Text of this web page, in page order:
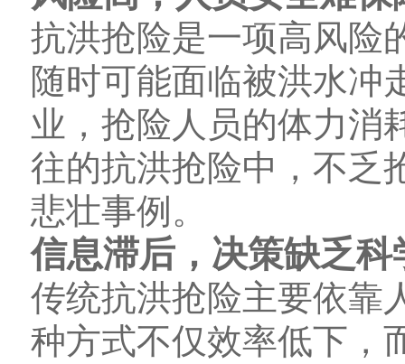
抗洪抢险是一项高风险
随时可能面临被洪水冲
业，抢险人员的体力消
往的抗洪抢险中，不乏
悲壮事例。
信息滞后，决策缺乏科
传统抗洪抢险主要依靠
种方式不仅效率低下，